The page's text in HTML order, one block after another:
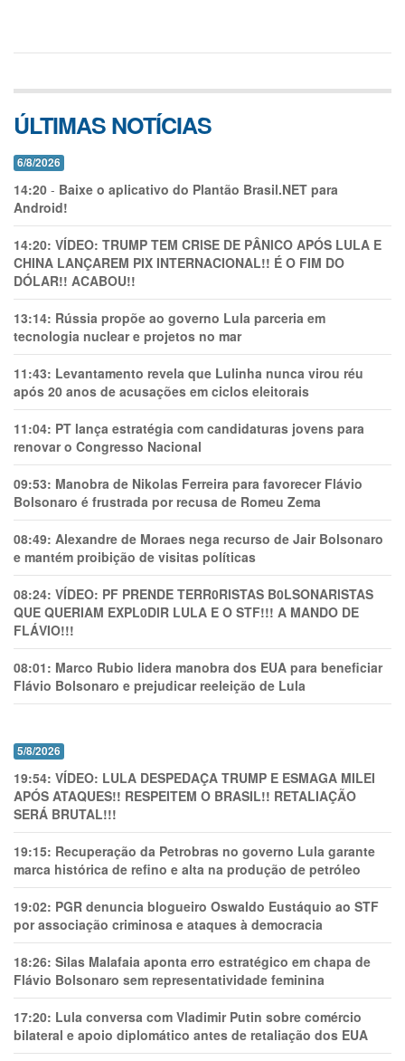
ÚLTIMAS NOTÍCIAS
6/8/2026
14:20 - Baixe o aplicativo do Plantão Brasil.NET para
Android!
14:20: VÍDEO: TRUMP TEM CRlSE DE PÂNlCO APÓS LULA E
CHINA LANÇAREM PIX INTERNACIONAL!! É O FIM DO
DÓLAR!! ACABOU!!
13:14: Rússia propõe ao governo Lula parceria em
tecnologia nuclear e projetos no mar
11:43: Levantamento revela que Lulinha nunca virou réu
após 20 anos de acusações em ciclos eleitorais
11:04: PT lança estratégia com candidaturas jovens para
renovar o Congresso Nacional
09:53: Manobra de Nikolas Ferreira para favorecer Flávio
Bolsonaro é frustrada por recusa de Romeu Zema
08:49: Alexandre de Moraes nega recurso de Jair Bolsonaro
e mantém proibição de visitas políticas
08:24: VÍDEO: PF PRENDE TERR0RlSTAS B0LSONARlSTAS
QUE QUERIAM EXPL0DlR LULA E O STF!!! A MANDO DE
FLÁVIO!!!
08:01: Marco Rubio lidera manobra dos EUA para beneficiar
Flávio Bolsonaro e prejudicar reeleição de Lula
5/8/2026
19:54: VÍDEO: LULA DESPEDAÇA TRUMP E ESMAGA MILEI
APÓS ATAQUES!! RESPEITEM O BRASIL!! RETALIAÇÃO
SERÁ BRUTAL!!!
19:15: Recuperação da Petrobras no governo Lula garante
marca histórica de refino e alta na produção de petróleo
19:02: PGR denuncia blogueiro Oswaldo Eustáquio ao STF
por associação criminosa e ataques à democracia
18:26: Silas Malafaia aponta erro estratégico em chapa de
Flávio Bolsonaro sem representatividade feminina
17:20: Lula conversa com Vladimir Putin sobre comércio
bilateral e apoio diplomático antes de retaliação dos EUA